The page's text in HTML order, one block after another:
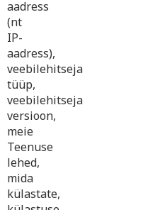
aadress
(nt
IP-
aadress),
veebilehitseja
tüüp,
veebilehitseja
versioon,
meie
Teenuse
lehed,
mida
külastate,